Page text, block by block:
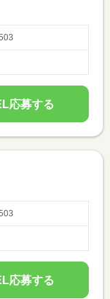
応募する
応募する